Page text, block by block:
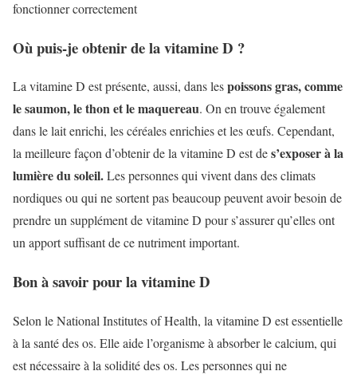
fonctionner correctement
Où puis-je obtenir de la vitamine D ?
La vitamine D est présente, aussi, dans lespoissons gras, comme
le saumon, le thon et le maquereau. On en trouve également
dans le lait enrichi, les céréales enrichies et les œufs. Cependant,
la meilleure façon d’obtenir de la vitamine D est des’exposer à la
lumière du soleil.Les personnes qui vivent dans des climats
nordiques ou qui ne sortent pas beaucoup peuvent avoir besoin de
prendre un supplément de vitamine D pour s’assurer qu’elles ont
un apport suffisant de ce nutriment important.
Bon à savoir pour la vitamine D
Selon le National Institutes of Health, la vitamine D est essentielle
à la santé des os. Elle aide l’organisme à absorber le calcium, qui
est nécessaire à la solidité des os. Les personnes qui ne